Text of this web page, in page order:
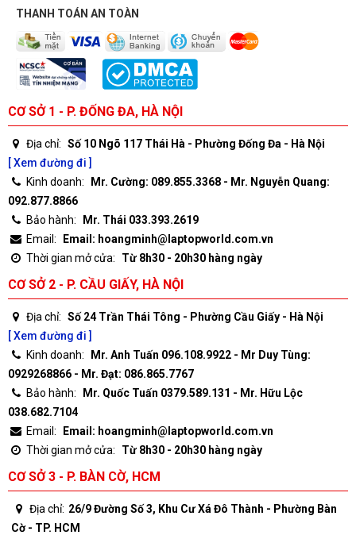
THANH TOÁN AN TOÀN
CƠ SỞ 1 - P. ĐỐNG ĐA, HÀ NỘI
Địa chỉ: Số 10 Ngõ 117 Thái Hà - Phường Đống Đa - Hà Nội
[ Xem đường đi ]
Kinh doanh:
Mr. Cường: 089.855.3368 - Mr. Nguyễn Quang:
092.877.8866
Bảo hành:
Mr. Thái 033.393.2619
Email:
Email: hoangminh@laptopworld.com.vn
Thời gian mở cửa:
Từ 8h30 - 20h30 hàng ngày
CƠ SỞ 2 - P. CẦU GIẤY, HÀ NỘI
Địa chỉ: Số 24 Trần Thái Tông - Phường Cầu Giấy - Hà Nội
[ Xem đường đi ]
Kinh doanh:
Mr. Anh Tuấn 096.108.9922 - Mr Duy Tùng:
0929268866 - Mr. Đạt: 086.865.7767
Bảo hành:
Mr. Quốc Tuấn 0379.589.131 - Mr. Hữu Lộc
038.682.7104
Email:
Email: hoangminh@laptopworld.com.vn
Thời gian mở cửa:
Từ 8h30 - 20h30 hàng ngày
CƠ SỞ 3 - P. BÀN CỜ, HCM
Địa chỉ: 26/9 Đường Số 3, Khu Cư Xá Đô Thành - Phường Bàn
Cờ - TP. HCM